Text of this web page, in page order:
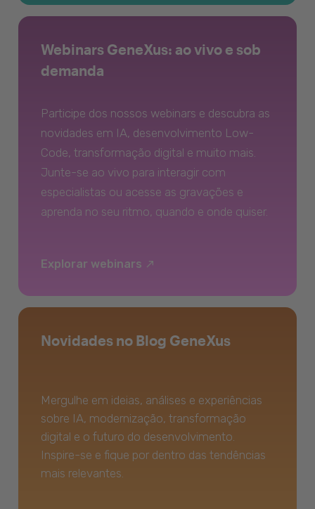
Webinars GeneXus: ao vivo e sob
demanda
Participe dos nossos webinars e descubra as
novidades em IA, desenvolvimento Low-
Code, transformação digital e muito mais.
Junte-se ao vivo para interagir com
especialistas ou acesse as gravações e
aprenda no seu ritmo, quando e onde quiser.
Explorar webinars
Novidades no Blog GeneXus
Mergulhe em ideias, análises e experiências
sobre IA, modernização, transformação
digital e o futuro do desenvolvimento.
Inspire-se e fique por dentro das tendências
mais relevantes.